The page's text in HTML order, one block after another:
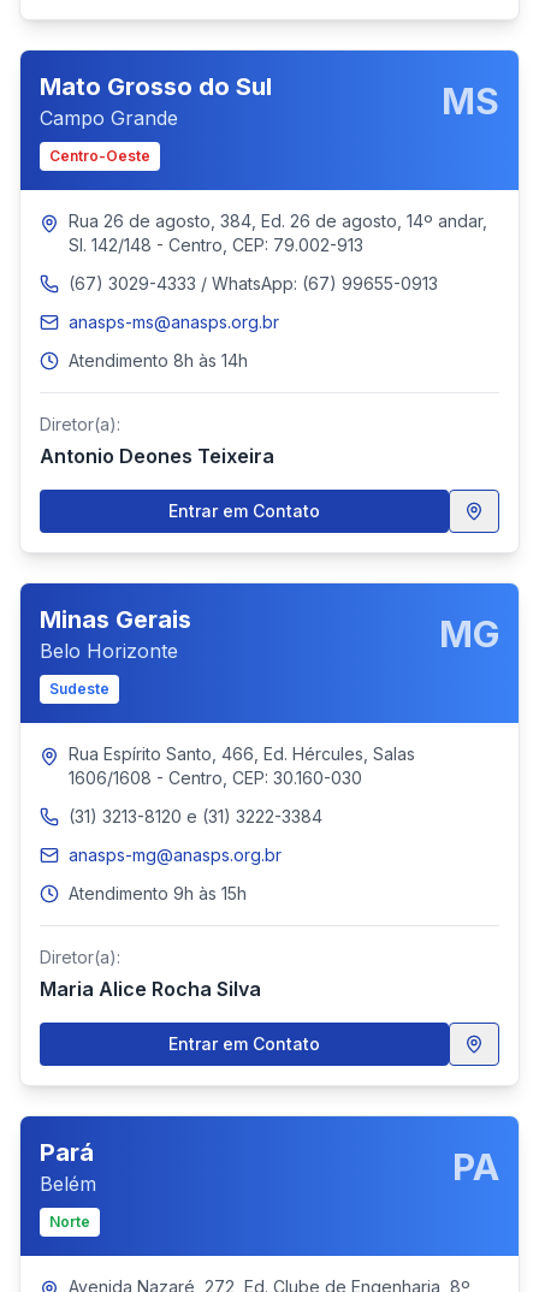
Mato Grosso do Sul
Campo Grande MS
Centro-Oeste
Rua 26 de agosto, 384, Ed. 26 de agosto, 14º andar,
Sl. 142/148 - Centro, CEP: 79.002-913
(67) 3029-4333 / WhatsApp: (67) 99655-0913
anasps-ms@anasps.org.br
Atendimento 8h às 14h
Diretor(a):
Antonio Deones Teixeira
Entrar em Contato
Minas Gerais
Belo Horizonte MG
Sudeste
Rua Espírito Santo, 466, Ed. Hércules, Salas
1606/1608 - Centro, CEP: 30.160-030
(31) 3213-8120 e (31) 3222-3384
anasps-mg@anasps.org.br
Atendimento 9h às 15h
Diretor(a):
Maria Alice Rocha Silva
Entrar em Contato
Pará
Belém PA
Norte
Avenida Nazaré, 272, Ed. Clube de Engenharia, 8º